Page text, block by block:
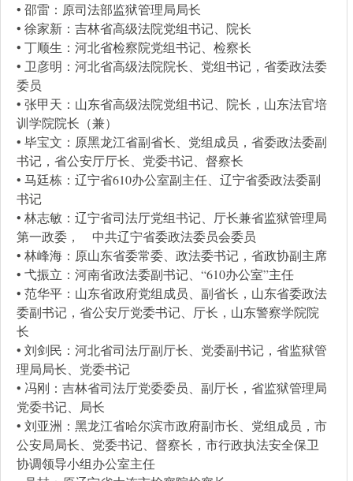
• 邵雷：原司法部监狱管理局局长
• 徐家新：吉林省高级法院党组书记、院长
• 丁顺生：河北省检察院党组书记、检察长
• 卫彦明：河北省高级法院院长、党组书记，省委政法委
委员
• 张甲天：山东省高级法院党组书记、院长，山东法官培
训学院院长（兼）
• 毕宝文：原黑龙江省副省长、党组成员，省委政法委副
书记，省公安厅厅长、党委书记、督察长
• 马廷栋：辽宁省610办公室副主任、辽宁省委政法委副
书记
• 林志敏：辽宁省司法厅党组书记、厅长兼省监狱管理局
第一政委， 中共辽宁省委政法委员会委员
• 林峰海：原山东省委常委、政法委书记，省政协副主席
• 弋振立：河南省政法委副书记、“610办公室”主任
• 范华平：山东省政府党组成员、副省长，山东省委政法
委副书记，省公安厅党委书记、厅长，山东警察学院院
长
• 刘剑民：河北省司法厅副厅长、党委副书记，省监狱管
理局局长、党委书记
• 冯刚：吉林省司法厅党委委员、副厅长，省监狱管理局
党委书记、局长
• 刘亚洲：黑龙江省哈尔滨市政府副市长、党组成员，市
公安局局长、党委书记、督察长，市行政执法安全保卫
协调领导小组办公室主任